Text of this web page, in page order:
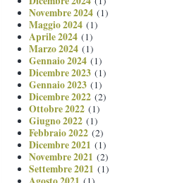
Novembre 2024 (1)
Maggio 2024 (1)
Aprile 2024 (1)
Marzo 2024 (1)
Gennaio 2024 (1)
Dicembre 2023 (1)
Gennaio 2023 (1)
Dicembre 2022 (2)
Ottobre 2022 (1)
Giugno 2022 (1)
Febbraio 2022 (2)
Dicembre 2021 (1)
Novembre 2021 (2)
Settembre 2021 (1)